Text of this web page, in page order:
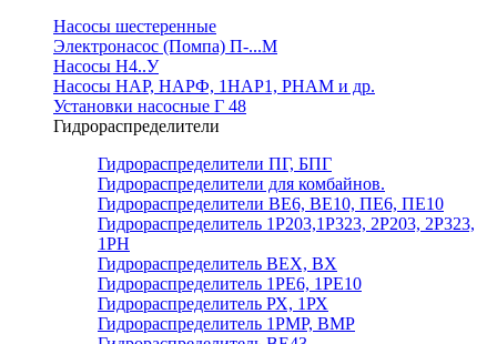
Насосы шестеренные
Электронасос (Помпа) П-...М
Насосы Н4..У
Насосы НАР, НАРФ, 1НАР1, РНАМ и др.
Установки насосные Г 48
Гидрораспределители
Гидрораспределители ПГ, БПГ
Гидрораспределители для комбайнов.
Гидрораспределители ВЕ6, ВЕ10, ПЕ6, ПЕ10
Гидрораспределитель 1Р203,1Р323, 2Р203, 2Р323,
1РН
Гидрораспределитель ВЕХ, ВХ
Гидрораспределитель 1РЕ6, 1РЕ10
Гидрораспределитель РХ, 1РХ
Гидрораспределитель 1РМР, ВМР